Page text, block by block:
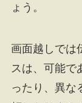
ょう。
画面越しでは
スは、可能で
ったり、異な